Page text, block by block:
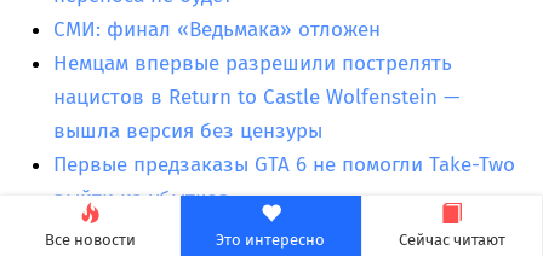
Все новости Это интересно Сейчас читают
СМИ: финал «Ведьмака» отложен
Немцам впервые разрешили пострелять
нацистов в Return to Castle Wolfenstein —
вышла версия без цензуры
Первые предзаказы GTA 6 не помогли Take-Two
выйти из убытков
GTA 6 покажут 27 августа